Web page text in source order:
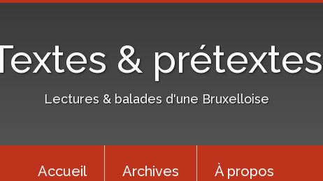
& prétextes
Lectures & balades d'une Bruxelloise
Accueil Archives À propos